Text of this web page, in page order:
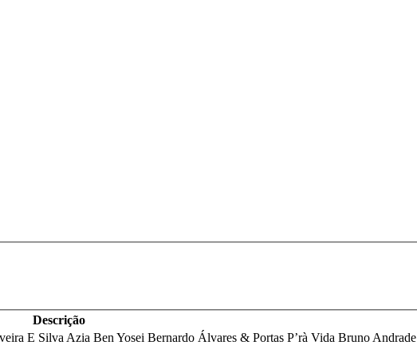
Descrição
E Silva Azia Ben Yosei Bernardo Álvares & Portas P’rà Vida Bruno Andrade